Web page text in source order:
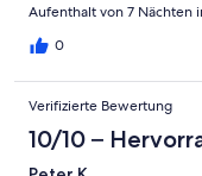
Aufenthalt von 7 Nächten
0
Verifizierte Bewertung
10/10 –